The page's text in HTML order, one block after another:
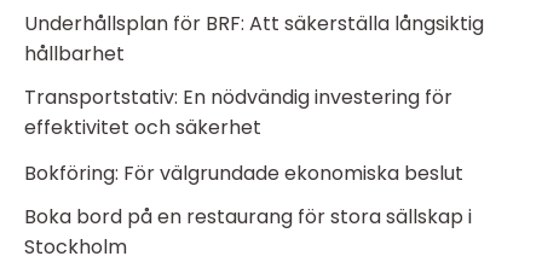
Underhållsplan för BRF: Att säkerställa långsiktig
hållbarhet
Transportstativ: En nödvändig investering för
effektivitet och säkerhet
Bokföring: För välgrundade ekonomiska beslut
Boka bord på en restaurang för stora sällskap i
Stockholm